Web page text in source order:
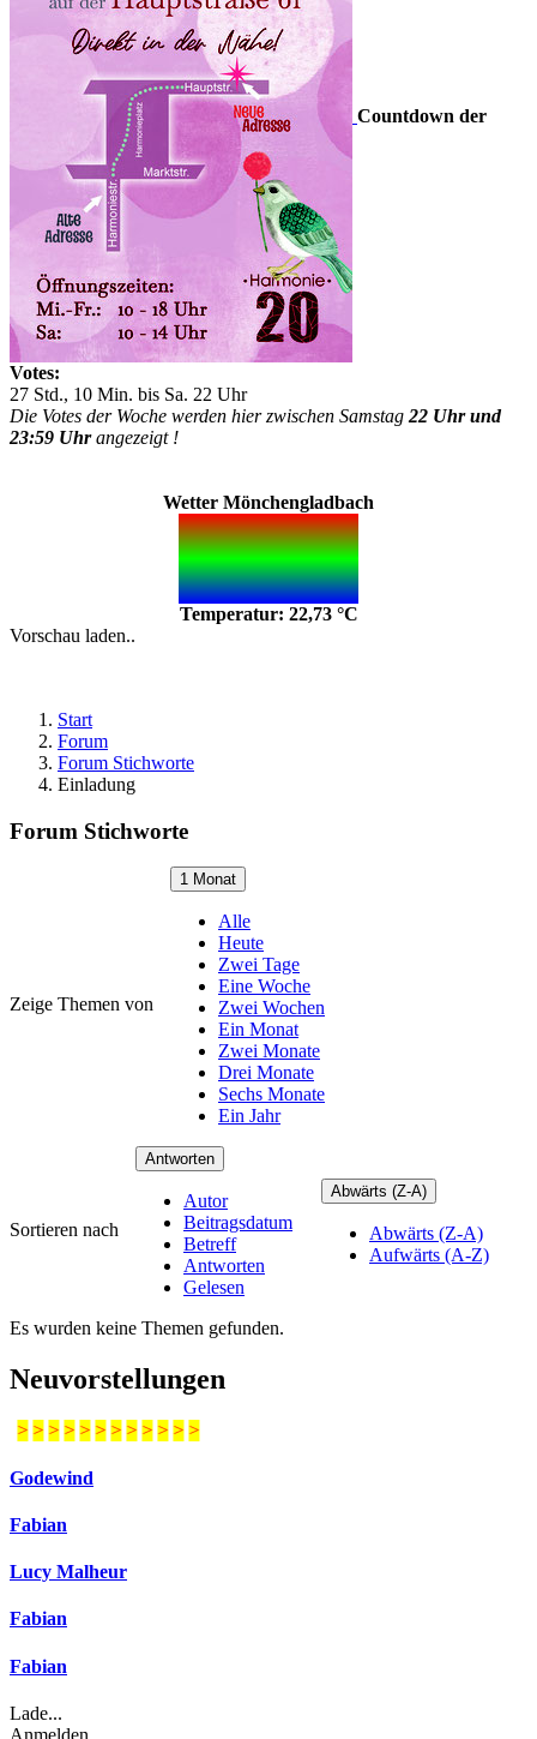
Countdown der
Votes:
27 Std., 10 Min. bis Sa. 22 Uhr
Die Votes der Woche werden hier zwischen Samstag 22 Uhr und
23:59 Uhrangezeigt !
Wetter Mönchengladbach
Temperatur: 22,73 °C
Vorschau laden..
Start
Forum
Forum Stichworte
Einladung
Forum Stichworte
Zeige Themen von
1 Monat
Alle
Heute
Zwei Tage
Eine Woche
Zwei Wochen
Ein Monat
Zwei Monate
Drei Monate
Sechs Monate
Ein Jahr
Sortieren nach
Antworten
Autor
Beitragsdatum
Betreff
Antworten
Gelesen
Abwärts (Z-A)
Abwärts (Z-A)
Aufwärts (A-Z)
Es wurden keine Themen gefunden.
Neuvorstellungen
> > > > > > > > > > > >
Godewind
Fabian
Lucy Malheur
Fabian
Fabian
Lade...
Anmelden